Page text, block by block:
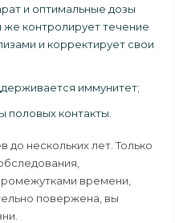
и оптимальные дозы
же контролирует течение
и корректирует свои
иммунитет;
половых контакты.
до нескольких лет. Только
времени,
повержена, вы